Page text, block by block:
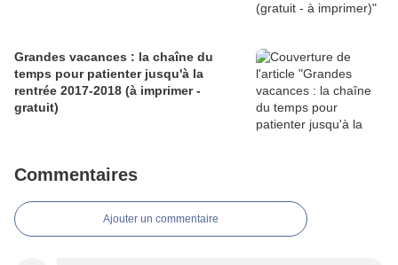
Grandes vacances : la chaîne du
temps pour patienter jusqu'à la
rentrée 2017-2018 (à imprimer -
gratuit)
Commentaires
Ajouter un commentaire